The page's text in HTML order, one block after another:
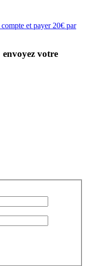
et payer 20€ par
votre